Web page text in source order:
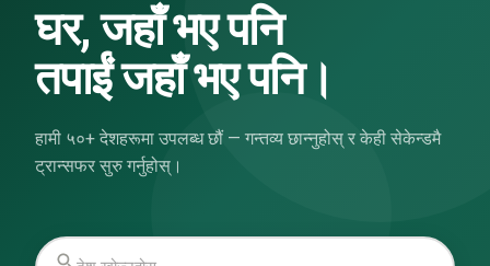
घर, जहाँ भए पनि
तपाईं जहाँ भए पनि।
हामी ५०+ देशहरूमा उपलब्ध छौं — गन्तव्य छान्नुहोस् र केही सेकेन्डमै
ट्रान्सफर सुरु गर्नुहोस्।